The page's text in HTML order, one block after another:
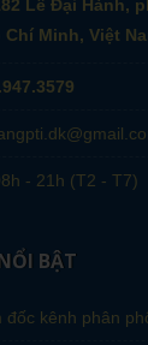
Lê Đại Hành,
Minh, Việt
- 21h (T2 - T7)
BẬT
đốc kênh phân